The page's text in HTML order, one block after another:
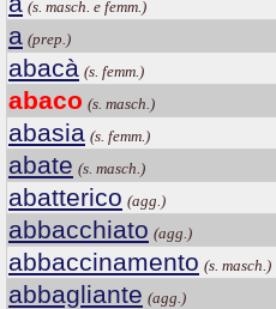
(s. masch. e femm.)
a (prep.)
abacà (s. femm.)
abaco (s. masch.)
abasia (s. femm.)
abate (s. masch.)
abatterico (agg.)
abbacchiato (agg.)
abbaccinamento (s. masch.)
abbagliante (agg.)